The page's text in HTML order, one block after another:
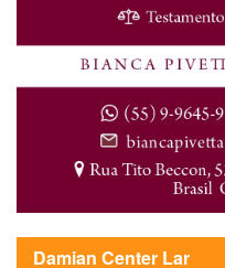
Damian Center Lar